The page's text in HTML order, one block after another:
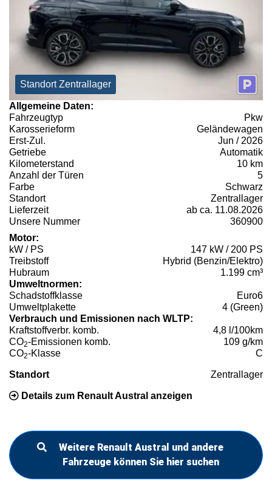
Standort Zentrallager
Allgemeine Daten:
Fahrzeugtyp
Pkw
Karosserieform
Geländewagen
Erst-Zul.
Jun / 2026
Getriebe
Automatik
Kilometerstand
10 km
Anzahl der Türen
5
Farbe
Schwarz
Standort
Zentrallager
Lieferzeit
ab ca. 11.08.2026
Unsere Nummer
360900
Motor:
kW / PS
147 kW / 200 PS
Treibstoff
Hybrid (Benzin/Elektro)
Hubraum
1.199 cm³
Umweltnormen:
Schadstoffklasse
Euro6
Umweltplakette
4 (Green)
Verbrauch und Emissionen nach WLTP:
Kraftstoffverbr. komb.
4,8 l/100km
CO2-Emissionen komb.
109 g/km
CO2-Klasse C
Standort Zentrallager
Details zum Renault Austral anzeigen
Weitere Renault Austral und andere
Fahrzeuge können Sie hier suchen